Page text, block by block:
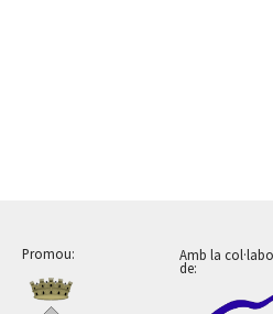
Promou: Amb la
de: